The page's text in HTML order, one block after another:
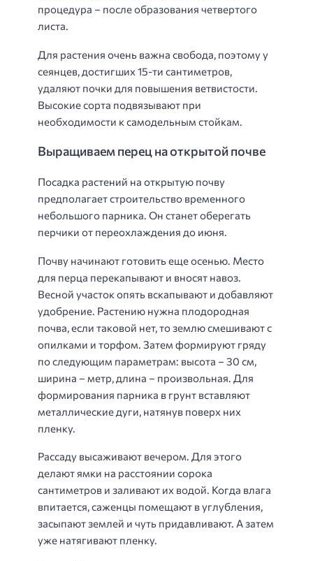
процедура – после образования четвертого
листа.
Для растения очень важна свобода, поэтому у
сеянцев, достигших 15-ти сантиметров,
удаляют почки для повышения ветвистости.
Высокие сорта подвязывают при
необходимости к самодельным стойкам.
Выращиваем перец на открытой почве
Посадка растений на открытую почву
предполагает строительство временного
небольшого парника. Он станет оберегать
перчики от переохлаждения до июня.
Почву начинают готовить еще осенью. Место
для перца перекапывают и вносят навоз.
Весной участок опять вскапывают и добавляют
удобрение. Растению нужна плодородная
почва, если таковой нет, то землю смешивают с
опилками и торфом. Затем формируют гряду
по следующим параметрам: высота – 30 см,
ширина – метр, длина – произвольная. Для
формирования парника в грунт вставляют
металлические дуги, натянув поверх них
пленку.
Рассаду высаживают вечером. Для этого
делают ямки на расстоянии сорока
сантиметров и заливают их водой. Когда влага
впитается, саженцы помещают в углубления,
засыпают землей и чуть придавливают. А затем
уже натягивают пленку.